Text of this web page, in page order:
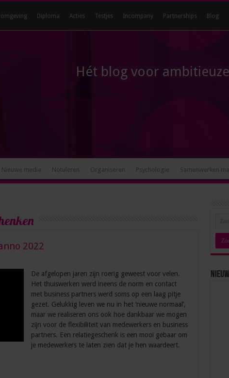
Diploma Acties Testjes Incompany Partnerships Blog
Hét blog voor
Nieuwe media Notuleren Organiseren Psychologie Samenwerken
2022
De afgelopen jaren zijn roerig geweest voor velen.
Het thuiswerken werd ineens de norm en contact
met business partners werd soms op een laag pitje
gezet. Gelukkig leven we nu in het ‘nieuwe normaal’,
maar we realiseren ons ook hoe dankbaar we mogen
zijn voor de flexibiliteit van medewerkers en business
partners. Een relatiegeschenk is een mooi gebaar om
je medewerkers te laten zien dat je hen waardeert.